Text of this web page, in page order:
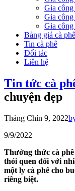
Gia công
Gia
Gia công
Bảng giá cà phê
Tin cà phê
Đối tác
Liên hệ
Tin tức cà
chuyện đẹp
Tháng Chín 9, 2022
9/9/2022
Thưởng thức cà
thói quen đối với
một ly cà phê cho
riêng biệt.